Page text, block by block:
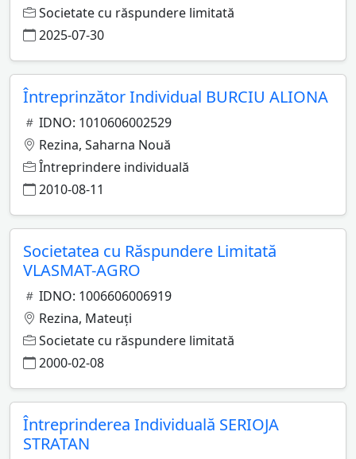
Societate cu răspundere limitată
2025-07-30
Întreprinzător Individual BURCIU ALIONA
IDNO: 1010606002529
Rezina, Saharna Nouă
Întreprindere individuală
2010-08-11
Societatea cu Răspundere Limitată
VLASMAT-AGRO
IDNO: 1006606006919
Rezina, Mateuţi
Societate cu răspundere limitată
2000-02-08
Întreprinderea Individuală SERIOJA
STRATAN